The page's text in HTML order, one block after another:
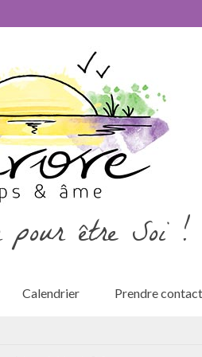
pour être Soi !
Calendrier Prendre contact